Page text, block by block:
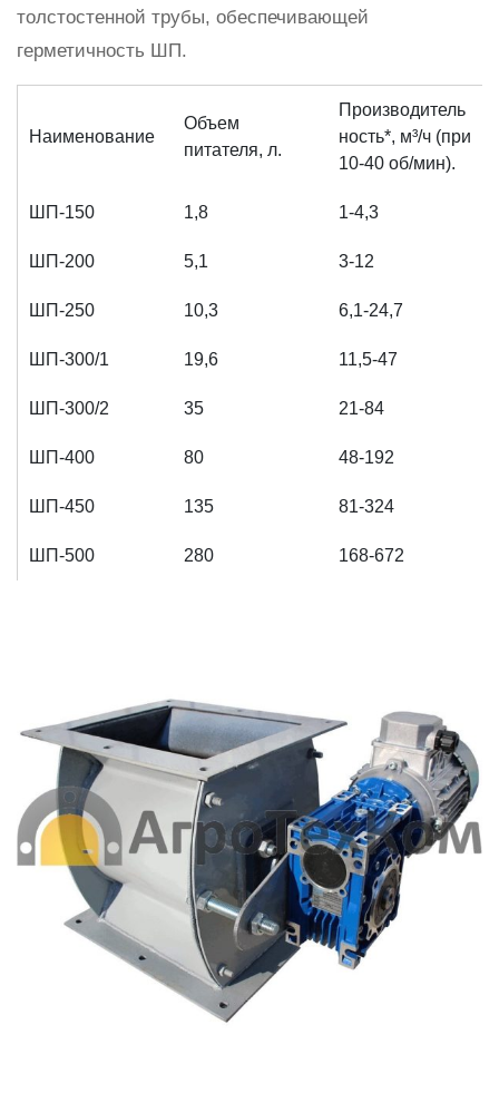
толстостенной трубы, обеспечивающей
герметичность ШП.
Наименование
Объем
питателя, л.
Производитель
ность*, м³/ч (при
10-40 об/мин).
ШП-150 1,8 1-4,3
ШП-200 5,1 3-12
ШП-250 10,3 6,1-24,7
ШП-300/1 19,6 11,5-47
ШП-300/2 35 21-84
ШП-400 80 48-192
ШП-450 135 81-324
ШП-500 280 168-672